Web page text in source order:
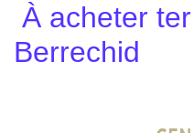
À acheter
Berrechid